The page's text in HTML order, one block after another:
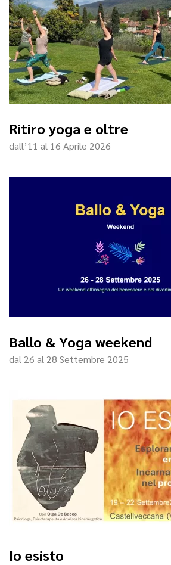
Ritiro yoga e oltre
dall’11 al 16 Aprile 2026
Ballo & Yoga weekend
dal 26 al 28 Settembre 2025
Io esisto